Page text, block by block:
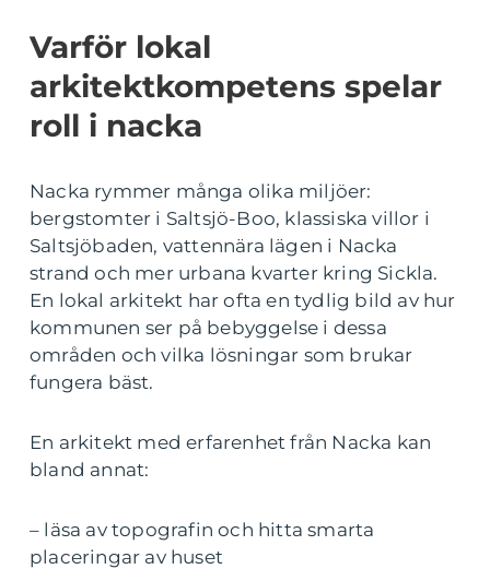
Varför lokal
arkitektkompetens spelar
roll i nacka
Nacka rymmer många olika miljöer:
bergstomter i Saltsjö-Boo, klassiska villor i
Saltsjöbaden, vattennära lägen i Nacka
strand och mer urbana kvarter kring Sickla.
En lokal arkitekt har ofta en tydlig bild av hur
kommunen ser på bebyggelse i dessa
områden och vilka lösningar som brukar
fungera bäst.
En arkitekt med erfarenhet från Nacka kan
bland annat:
– läsa av topografin och hitta smarta
placeringar av huset